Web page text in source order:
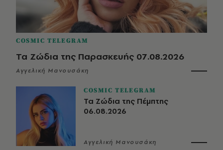
COSMIC TELEGRAM
Τα Ζώδια της Παρασκευής 07.08.2026
Αγγελική Μανουσάκη
COSMIC TELEGRAM
Τα Ζώδια της Πέμπτης
06.08.2026
Αγγελική Μανουσάκη